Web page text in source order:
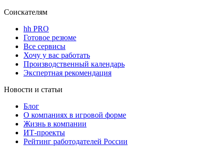
Соискателям
hh PRO
Готовое резюме
Все сервисы
Хочу у вас работать
Производственный календарь
Экспертная рекомендация
Новости и статьи
Блог
О компаниях в игровой форме
Жизнь в компании
ИТ-проекты
Рейтинг работодателей России